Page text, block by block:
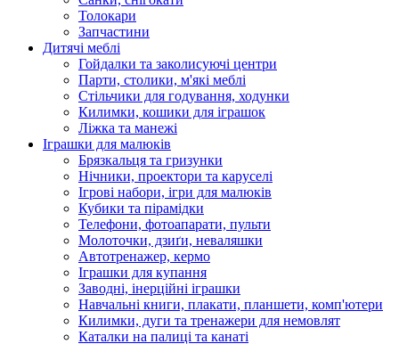
Толокари
Запчастини
Дитячі меблі
Гойдалки та заколисуючі центри
Парти, столики, м'які меблі
Стільчики для годування, ходунки
Килимки, кошики для іграшок
Ліжка та манежі
Іграшки для малюків
Брязкальця та гризунки
Нічники, проектори та каруселі
Ігрові набори, ігри для малюків
Кубики та пірамідки
Телефони, фотоапарати, пульти
Молоточки, дзиґи, неваляшки
Автотренажер, кермо
Іграшки для купання
Заводні, інерційні іграшки
Навчальні книги, плакати, планшети, комп'ютери
Килимки, дуги та тренажери для немовлят
Каталки на палиці та канаті